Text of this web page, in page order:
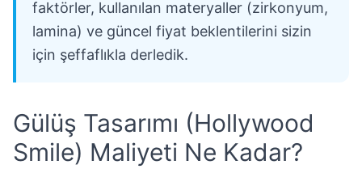
faktörler, kullanılan materyaller (zirkonyum,
lamina) ve güncel fiyat beklentilerini sizin
için şeffaflıkla derledik.
Gülüş Tasarımı (Hollywood
Smile) Maliyeti Ne Kadar?